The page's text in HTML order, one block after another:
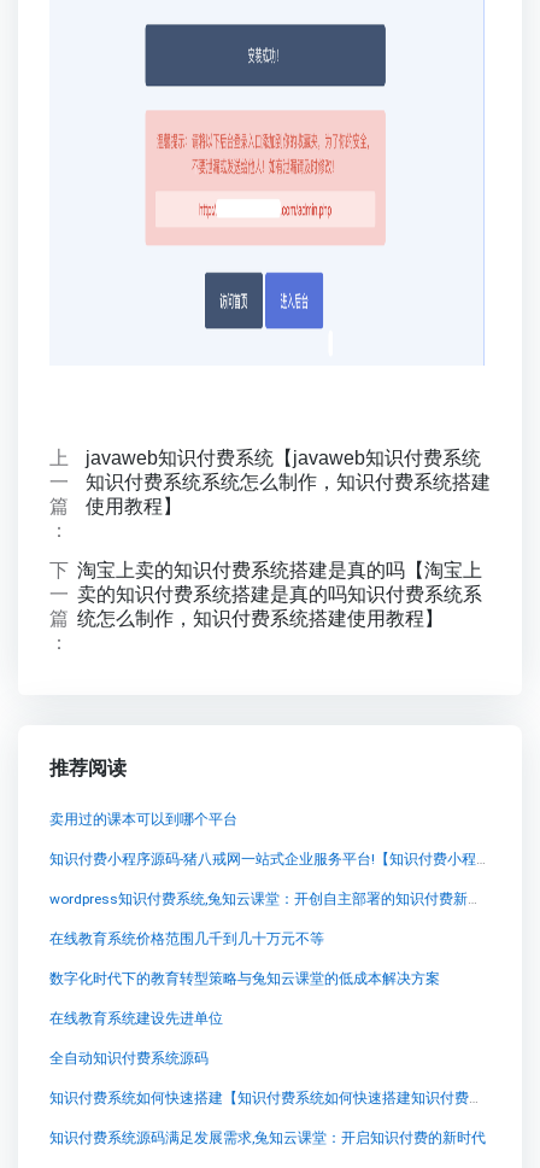
上
一
篇
：
javaweb知识付费系统【javaweb知识付费系统
知识付费系统系统怎么制作，知识付费系统搭建
使用教程】
下
一
篇
：
淘宝上卖的知识付费系统搭建是真的吗【淘宝上
卖的知识付费系统搭建是真的吗知识付费系统系
统怎么制作，知识付费系统搭建使用教程】
推荐阅读
卖用过的课本可以到哪个平台
知识付费小程序源码-猪八戒网一站式企业服务平台!【知识付费小程序源码-猪八戒网一站式企业服务平台!知识付费系统系统怎么制作，知识付费系统搭建使用教程】
wordpress知识付费系统,兔知云课堂：开创自主部署的知识付费新模式
在线教育系统价格范围几千到几十万元不等
数字化时代下的教育转型策略与兔知云课堂的低成本解决方案
在线教育系统建设先进单位
全自动知识付费系统源码
知识付费系统如何快速搭建【知识付费系统如何快速搭建知识付费系统系统怎么制作，知识付费系统搭建使用教程】
知识付费系统源码满足发展需求,兔知云课堂：开启知识付费的新时代